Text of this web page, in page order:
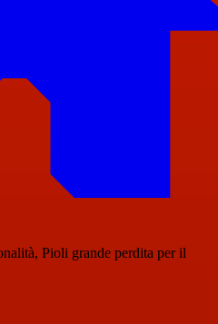
Pioli grande perdita per il